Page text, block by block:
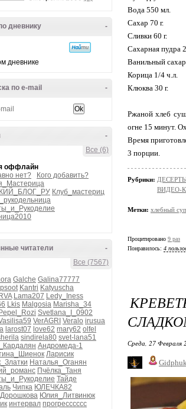
-
дневнику
дневнике
-
по e-mail
-
Все (6)
оффлайн
нет?
Кого добавить?
Клуб_мастериц
-
читатели
Все (7567)
Galche Galina77777
Kantri Katyuscha
Lama207 Ledy_Iness
Lkis Malgosia Marisha_34
Pepel_Rozi Svetlana_I_0902
VerAGRI Veralo irusua
larost07 love62 mary62 olfel
sindirela80 svet-lana51
Андромеда-1
Ларисик
Наталья_Оганян
Пчёлка_Таня
Тайде
Чипка ЮЛЕЧКА82
Юлия_Литвинюк
интервал прогресссссс
Вода 550 мл.
Сахар 70 г.
Сливки 60 г.
Сахарная пудра
Ванильный
Корица 1/4 ч.л.
Клюква 30 г.
Ржаной хлеб
огне 15 минут.
Время
3 порции.
Рубрики:
ВИДЕО-
Метки: хлебный суп
Процитировано 9 раз
Понравилось: 4
Среда, 27 Февраля